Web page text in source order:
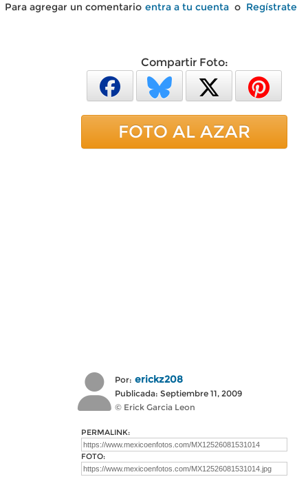
Para agregar un comentario entra a tu cuenta o Regístrate
Compartir Foto:
FOTO AL AZAR
Por: erickz208
Publicada: Septiembre 11, 2009
© Erick Garcia Leon
PERMALINK:
FOTO: